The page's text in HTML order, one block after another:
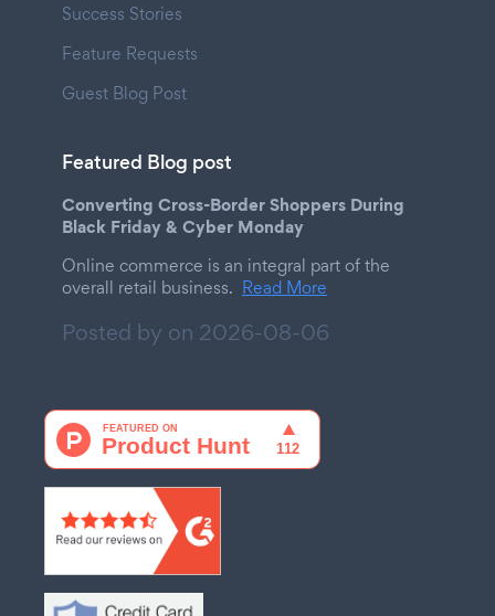
Success Stories
Feature Requests
Guest Blog Post
Featured Blog post
Converting Cross-Border Shoppers During
Black Friday & Cyber Monday
Online commerce is an integral part of the
overall retail business. Read More
Posted by on 2026-08-06